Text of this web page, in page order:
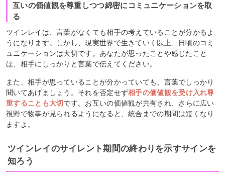
互いの価値観を尊重しつつ綿密にコミュニケーションを取
る
ツインレイは、言葉がなくても相手の考えていることが分かるよ
うになります。しかし、現実世界で生きていく以上、日頃のコミ
ュニケーションは大切です。あなたが思ったことや感じたこと
は、相手にしっかりと言葉で伝えてください。
また、相手が思っていることが分かっていても、言葉でしっかり
聞いてあげましょう。それを否定せず相手の価値観を受け入れ尊
重することも大切です。お互いの価値観が共有され、さらに広い
視野で物事が見られるようになると、統合までの期間は短くなり
ますよ。
ツインレイのサイレント期間の終わりを示すサインを
知ろう